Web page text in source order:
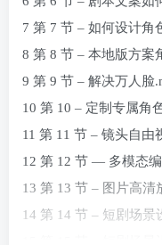
7 第 7 节 – 如何设计角
8 第 8 节 – 本地版方案
9 第 9 节 – 解决万人脸
10 第 10 – 定制专属角
11 第 11 节 – 镜头自由
12 第 12 节 — 多模态
13 第 13 节 – 图片高清
14 第 14 节 – 短剧场景